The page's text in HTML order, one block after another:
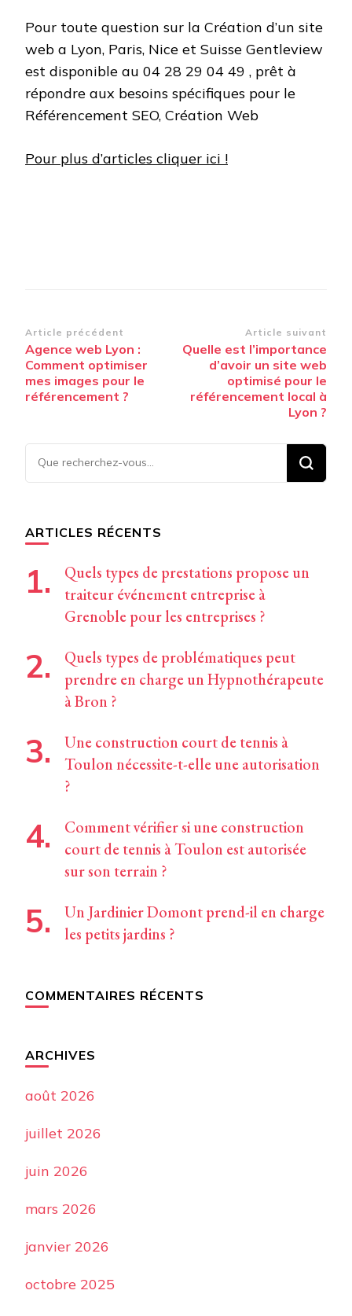
Pour toute question sur la Création d’un site
web a Lyon, Paris, Nice et Suisse Gentleview
est disponible au 04 28 29 04 49 , prêt à
répondre aux besoins spécifiques pour le
Référencement SEO, Création Web
Pour plus d’articles cliquer ici !
Navigation
d’article
Article précédent
Agence web Lyon :
Comment optimiser
mes images pour le
référencement ?
Article suivant
Quelle est l’importance
d’avoir un site web
optimisé pour le
référencement local à
Lyon ?
Vous
recherchiez
ARTICLES RÉCENTS
Quels types de prestations propose un
traiteur événement entreprise à
Grenoble pour les entreprises ?
Quels types de problématiques peut
prendre en charge un Hypnothérapeute
à Bron ?
Une construction court de tennis à
Toulon nécessite-t-elle une autorisation
?
Comment vérifier si une construction
court de tennis à Toulon est autorisée
sur son terrain ?
Un Jardinier Domont prend-il en charge
les petits jardins ?
COMMENTAIRES RÉCENTS
ARCHIVES
août 2026
juillet 2026
juin 2026
mars 2026
janvier 2026
octobre 2025